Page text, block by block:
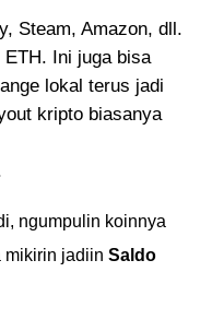
Steam, Amazon, dll.
ETH. Ini juga bisa
lokal terus jadi
kripto biasanya
ngumpulin koinnya
mikirin jadiin Saldo